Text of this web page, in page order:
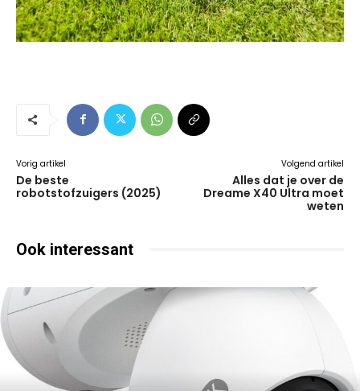
Vorig artikel
De beste
robotstofzuigers (2025)
Volgend artikel
Alles dat je over de
Dreame X40 Ultra moet
weten
Ook interessant